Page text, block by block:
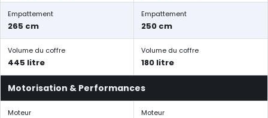
Empattement
265 cm
Empattement
250 cm
Volume du coffre
445 litre
Volume du coffre
180 litre
Motorisation & Performances
Moteur Moteur